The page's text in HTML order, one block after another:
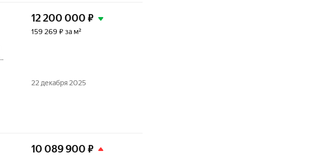
12 200 000 ₽
159 269 ₽ за м²
22 декабря 2025
10 089 900 ₽